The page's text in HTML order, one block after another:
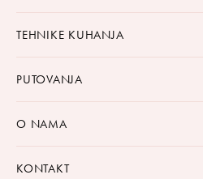
TEHNIKE KUHANJA
PUTOVANJA
O NAMA
KONTAKT